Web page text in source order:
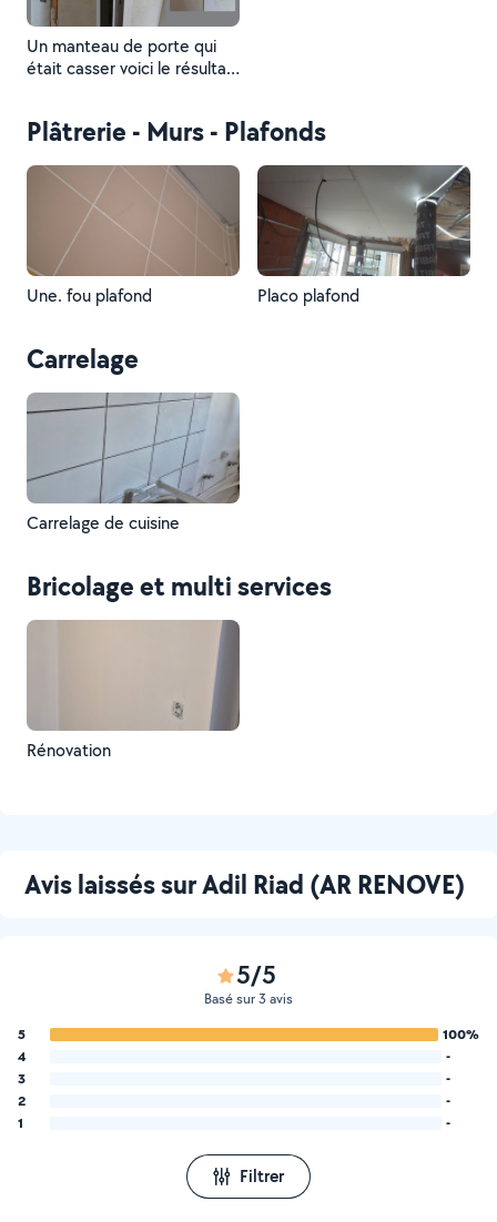
Un manteau de porte qui
était casser voici le résultat
Plâtrerie - Murs - Plafonds
Une. fou plafond Placo plafond
Carrelage
Carrelage de cuisine
Bricolage et multi services
Rénovation
Avis laissés sur Adil Riad (AR RENOVE)
5/5
Basé sur 3 avis
5
100%
4
-
3
-
2
-
1
-
Filtrer